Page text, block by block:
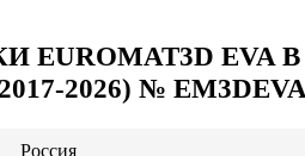
EUROMAT3D EVA
2026) №
Россия